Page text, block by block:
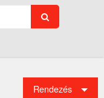
Rendezés